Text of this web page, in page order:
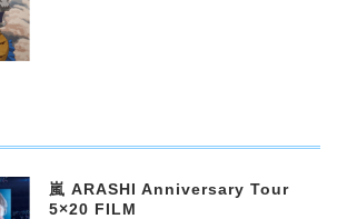
嵐 ARASHI Anniversary Tour
5×20 FILM